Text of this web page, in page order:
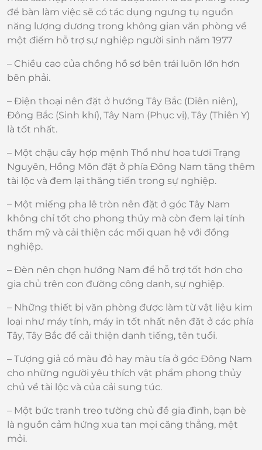
để bàn làm việc sẽ có tác dụng ngưng tụ nguồn
năng lượng dương trong không gian văn phòng về
một điểm hỗ trợ sự nghiệp người sinh năm 1977
– Chiều cao của chồng hồ sơ bên trái luôn lớn hơn
bên phải.
– Điện thoại nên đặt ở hướng Tây Bắc (Diên niên),
Đông Bắc (Sinh khí), Tây Nam (Phục vị), Tây (Thiên Y)
là tốt nhất.
– Một chậu cây hợp mệnh Thổ như hoa tươi Trạng
Nguyên, Hồng Môn đặt ở phía Đông Nam tăng thêm
tài lộc và đem lại thăng tiến trong sự nghiệp.
– Một miếng pha lê tròn nên đặt ở góc Tây Nam
không chỉ tốt cho phong thủy mà còn đem lại tính
thẩm mỹ và cải thiện các mối quan hệ với đồng
nghiệp.
– Đèn nên chọn hướng Nam để hỗ trợ tốt hơn cho
gia chủ trên con đường công danh, sự nghiệp.
– Những thiết bị văn phòng được làm từ vật liệu kim
loại như máy tính, máy in tốt nhất nên đặt ở các phía
Tây, Tây Bắc để cải thiện danh tiếng, tên tuổi.
– Tượng giả cổ màu đỏ hay màu tía ở góc Đông Nam
cho những người yêu thích vật phẩm phong thủy
chủ về tài lộc và của cải sung túc.
– Một bức tranh treo tường chủ đề gia đình, bạn bè
là nguồn cảm hứng xua tan mọi căng thẳng, mệt
mỏi.